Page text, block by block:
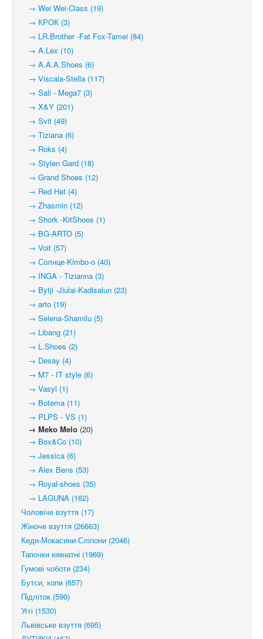
→ Wei Wei-Class (19)
→ КРОК (3)
→ LR.Brother -Fat Fox-Tamei (84)
→ A.Lex (10)
→ A.A.A.Shoes (6)
→ Viscala-Stella (117)
→ Sali - Mega7 (3)
→ X&Y (201)
→ Svit (49)
→ Tiziana (6)
→ Roks (4)
→ Stylen Gard (18)
→ Grand Shoes (12)
→ Red Hat (4)
→ Zhasmin (12)
→ Shork -KitShoes (1)
→ BG-ARTO (5)
→ Voit (57)
→ Солнце-Kimbo-o (40)
→ INGA - Tizianna (3)
→ Bytji -Jiulai-Kadisalun (23)
→ arto (19)
→ Selena-Shamilu (5)
→ Libang (21)
→ L.Shoes (2)
→ Desay (4)
→ M7 - IT style (6)
→ Vasyl (1)
→ Botema (11)
→ PLPS - VS (1)
→ Meko Melo (20)
→ Box&Co (10)
→ Jessica (6)
→ Alex Bens (53)
→ Royal-shoes (35)
→ LAGUNA (162)
Чоловіче взуття (17)
Жіноче взуття (26663)
Кеди-Мокасини-Сліпони (2046)
Тапочки кімнатні (1969)
Гумові чоботи (234)
Бутси, копи (657)
Підліток (590)
Уггі (1530)
Львівське взуття (695)